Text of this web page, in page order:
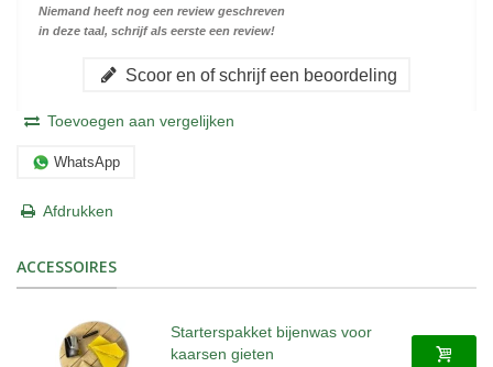
Niemand heeft nog een review geschreven
in deze taal, schrijf als eerste een review!
Scoor en of schrijf een beoordeling
Toevoegen aan vergelijken
WhatsApp
Afdrukken
ACCESSOIRES
Starterspakket bijenwas voor
kaarsen gieten